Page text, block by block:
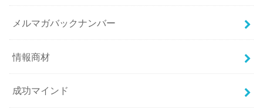
メルマガバックナンバー
情報商材
成功マインド